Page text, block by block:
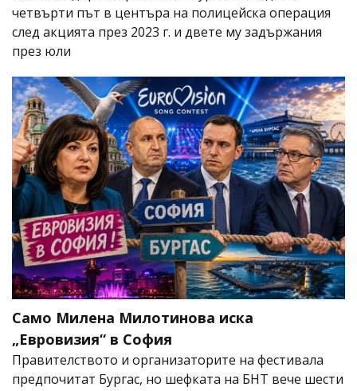
четвърти път в центъра на полицейска операция
след акцията през 2023 г. и двете му задържания
през юли
Само Милена Милотинова иска
„Евровизия“ в София
Правителството и организаторите на фестивала
предпочитат Бургас, но шефката на БНТ вече шести